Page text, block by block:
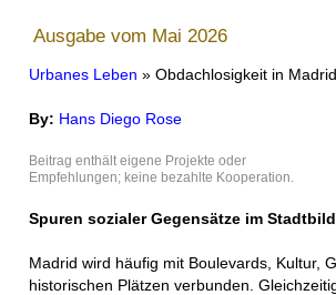
Ausgabe vom Mai 2026
Urbanes Leben » Obdachlosigkeit in Madrid
By: Hans Diego Rose
Beitrag enthält eigene Projekte oder
Empfehlungen; keine bezahlte Kooperation.
Spuren sozialer Gegensätze im
Madrid wird häufig mit Boulevards, Kultur,
historischen Plätzen verbunden.